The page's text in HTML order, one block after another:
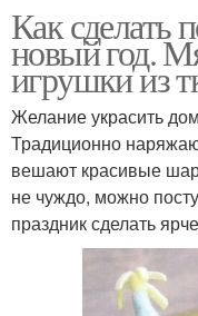
Как сделать
новый год.
игрушки из
Желание украсить
Традиционно
вешают красивые
не чуждо, можно
праздник сделать